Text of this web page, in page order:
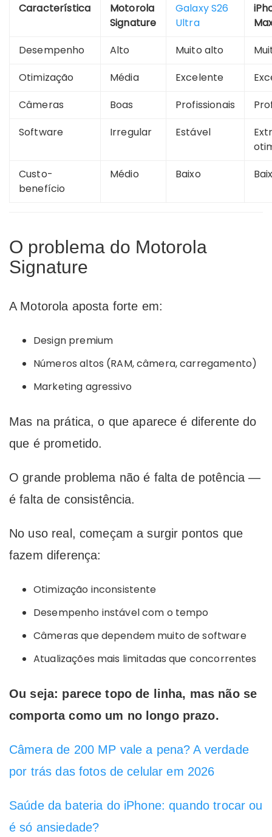
Característica
Motorola
Signature
Galaxy S26
Ultra
Desempenho
Alto Muito alto
Otimização
Média Excelente
Câmeras
Boas Profissionais
Software
Irregular Estável
Custo-
benefício
Médio Baixo
O problema do Motorola
Signature
A Motorola aposta forte em:
Design premium
Números altos (RAM, câmera, carregamento)
Marketing agressivo
Mas na prática, o que aparece é diferente do
que é prometido.
O grande problema não é falta de potência —
é falta de consistência.
No uso real, começam a surgir pontos que
fazem diferença:
Otimização inconsistente
Desempenho instável com o tempo
Câmeras que dependem muito de software
Atualizações mais limitadas que concorrentes
Ou seja: parece topo de linha, mas não se
comporta como um no longo prazo.
Câmera de 200 MP vale a pena? A verdade
por trás das fotos de celular em 2026
Saúde da bateria do iPhone: quando trocar ou
é só ansiedade?